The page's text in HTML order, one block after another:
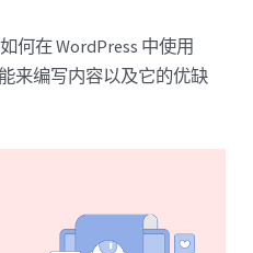
何在 WordPress 中使用
来编写内容以及它的优缺